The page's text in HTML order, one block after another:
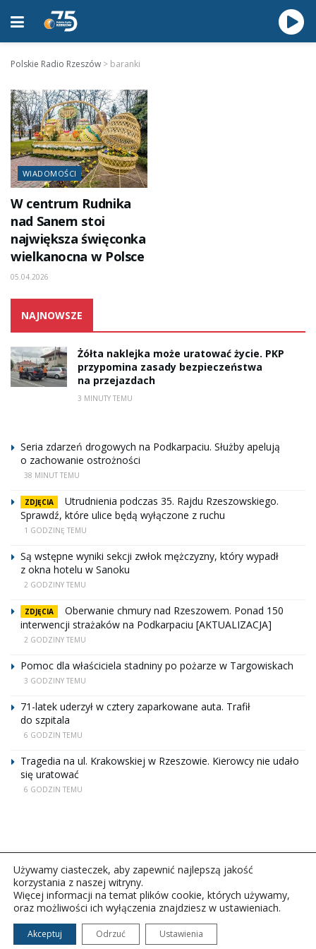
Polskie Radio Rzeszów > baranki
WIADOMOŚCI
W centrum Rudnika
nad Sanem stoi
największa święconka
wielkanocna w Polsce
05.04.2026
NAJNOWSZE
Żółta naklejka może uratować życie. PKP
przypomina zasady bezpieczeństwa
na przejazdach
3 MINUTY TEMU
Seria zdarzeń drogowych na Podkarpaciu. Służby apelują
o zachowanie ostrożności
38 MINUT TEMU
ZDJĘCIA
Utrudnienia podczas 35. Rajdu Rzeszowskiego.
Sprawdź, które ulice będą wyłączone z ruchu
1 GODZINĘ TEMU
Są wstępne wyniki sekcji zwłok mężczyzny, który wypadł
z okna hotelu w Sanoku
2 GODZINY TEMU
ZDJĘCIA
Oberwanie chmury nad Rzeszowem. Ponad 150
interwencji strażaków na Podkarpaciu [AKTUALIZACJA]
2 GODZINY TEMU
Pomoc dla właściciela stadniny po pożarze w Targowiskach
3 GODZINY TEMU
71-latek uderzył w cztery zaparkowane auta. Trafił
do szpitala
6 GODZIN TEMU
Tragedia na ul. Krakowskiej w Rzeszowie. Kierowcy nie udało
się uratować
6 GODZIN TEMU
Copyright © 2026Polskie Radio Rzeszów S.A. w likwidacj.
Wszelkie prawa zastrzeżone.
Używamy ciasteczek, aby zapewnić najlepszą jakość
korzystania z naszej witryny.
Więcej informacji na temat plików cookie, których używamy,
oraz możliwości ich wyłączenia znajdziesz w ustawieniach.
Akceptuj Odrzuć Ustawienia